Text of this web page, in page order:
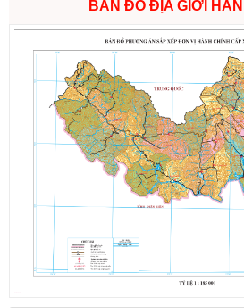
BẢN ĐỒ ĐỊA GIỚI
6731/UBND-KTN
(Công văn V/v triển khai thực hiện
303/2026/NĐ-CP ngày 01/8/2026 của
sung một số điều của Nghị định số 32/